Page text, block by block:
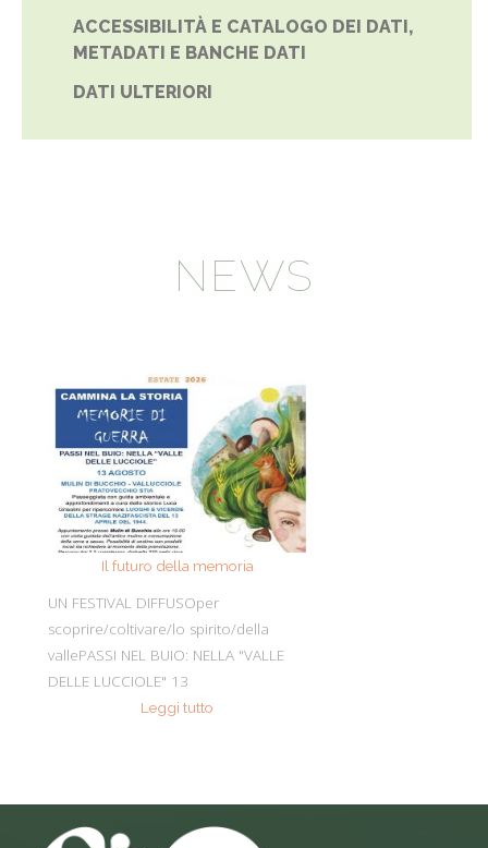
ACCESSIBILITÀ E CATALOGO DEI DATI,
METADATI E BANCHE DATI
DATI ULTERIORI
NEWS
Il futuro della memoria
UN FESTIVAL DIFFUSOper
scoprire/coltivare/lo spirito/della
vallePASSI NEL BUIO: NELLA "VALLE
DELLE LUCCIOLE" 13
Leggi tutto